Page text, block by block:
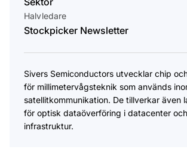
Halvledare
Stockpicker Newsletter
Sivers Semiconductors utvecklar chip
för millimetervågsteknik som används
satellitkommunikation. De tillverkar även
för optisk dataöverföring i datacenter
infrastruktur.